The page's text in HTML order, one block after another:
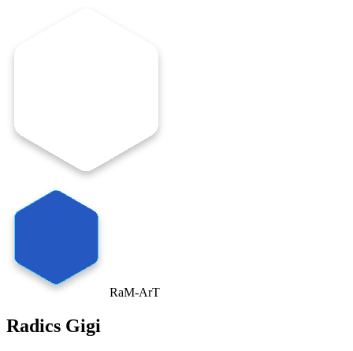
RaM-ArT
Radics Gigi